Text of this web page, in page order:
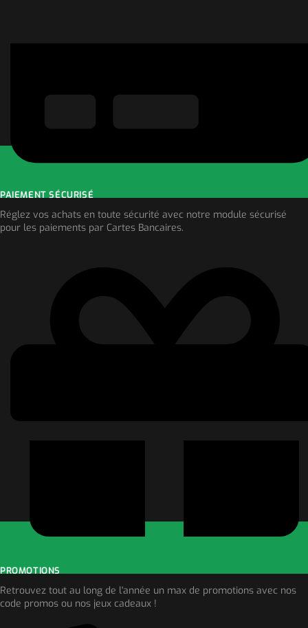
PAIEMENT SÉCURISÉ
Réglez vos achats en toute sécurité avec notre module sécurisé
pour les paiements par Cartes Bancaires.
PROMOTIONS
Retrouvez tout au long de l'année un max de promotions avec nos
code promos ou nos jeux cadeaux !